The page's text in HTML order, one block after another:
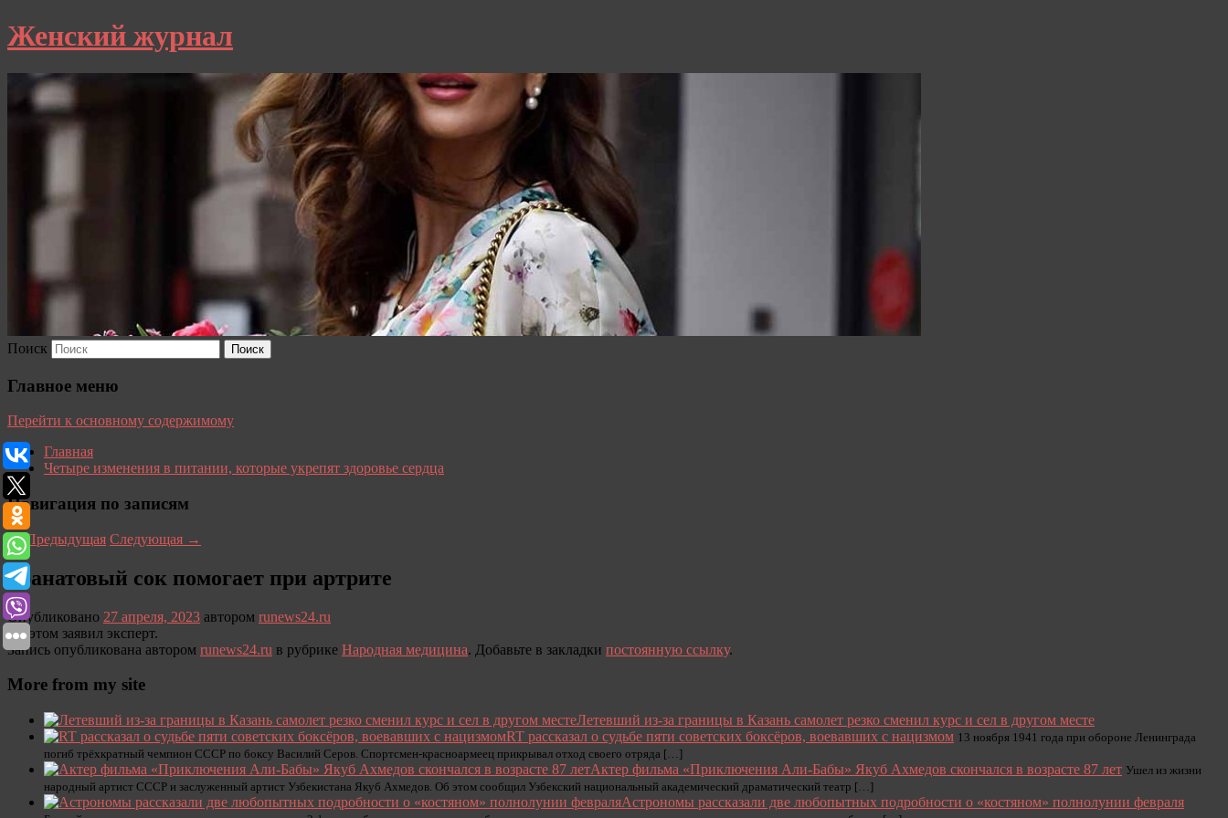
Женский журнал
Поиск
Главное меню
Перейти к основному содержимому
Главная
Четыре изменения в питании, которые укрепят здоровье сердца
Навигация по записям
←Предыдущая Следующая →
Гранатовый сок помогает при артрите
Опубликовано 27 апреля, 2023 автором runews24.ru
Об этом заявил эксперт.
Запись опубликована автором runews24.ru в рубрике Народная медицина. Добавьте в закладки постоянную ссылку.
More from my site
Летевший из-за границы в Казань самолет резко сменил курс и сел в другом месте
RT рассказал о судьбе пяти советских боксёров, воевавших с нацизмом 13 ноября 1941 года при обороне Ленинграда
погиб трёхкратный чемпион СССР по боксу Василий Серов. Спортсмен-красноармеец прикрывал отход своего отряда […]
Актер фильма «Приключения Али-Бабы» Якуб Ахмедов скончался в возрасте 87 лет Ушел из жизни
народный артист СССР и заслуженный артист Узбекистана Якуб Ахмедов. Об этом сообщил Узбекский национальный академический драматический театр […]
Астрономы рассказали две любопытных подробности о «костяном» полнолунии февраля